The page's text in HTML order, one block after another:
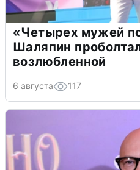
«Четырех мужей
Шаляпин
возлюбленной
6 августа 117